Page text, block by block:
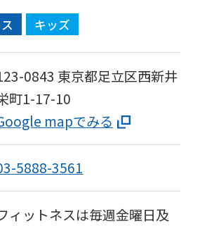
キッズ
0843 東京都足立区西新井
町1-17-10
mapでみる
5888-3561
ィットネスは毎週金曜日及